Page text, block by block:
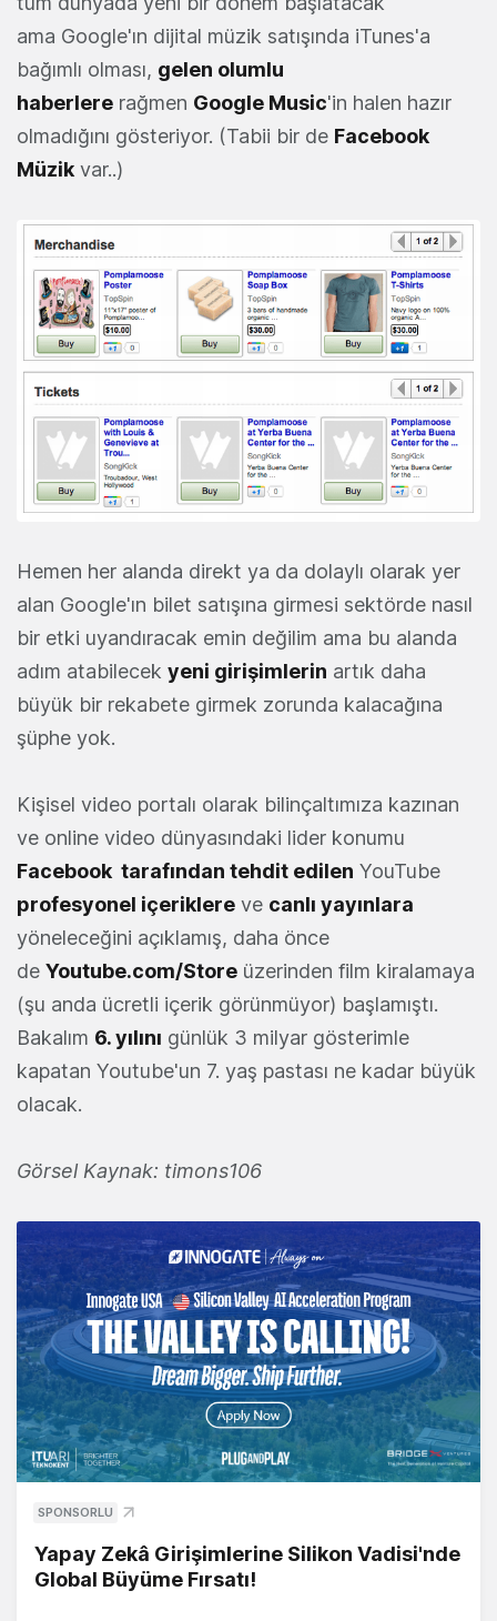
ama Google'ın dijital müzik satışında iTunes'a
bağımlı olması, gelen olumlu
haberlere rağmen Google Music'in halen hazır
olmadığını gösteriyor. (Tabii bir de Facebook
Müzik var..)
Hemen her alanda direkt ya da dolaylı olarak yer
alan Google'ın bilet satışına girmesi sektörde nasıl
bir etki uyandıracak emin değilim ama bu alanda
adım atabilecek yeni girişimlerin artık daha
büyük bir rekabete girmek zorunda kalacağına
şüphe yok.
Kişisel video portalı olarak bilinçaltımıza kazınan
ve online video dünyasındaki lider konumu
Facebook tarafından tehdit edilen YouTube
profesyonel içeriklere ve canlı yayınlara
yöneleceğini açıklamış, daha önce
de Youtube.com/Store üzerinden film kiralamaya
(şu anda ücretli içerik görünmüyor) başlamıştı.
Bakalım 6. yılını günlük 3 milyar gösterimle
kapatan Youtube'un 7. yaş pastası ne kadar büyük
olacak.
Görsel Kaynak: timons106
SPONSORLU
Yapay Zekâ Girişimlerine Silikon Vadisi'nde
Global Büyüme Fırsatı!